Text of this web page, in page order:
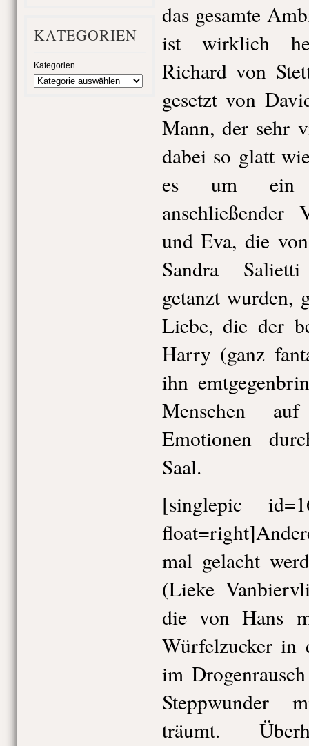
KATEGORIEN
Kategorien
das gesamte
ist wirklich
Richard von
gesetzt von
Mann, der sehr
dabei so glatt
es um ein
anschließender
und Eva, die
Sandra
getanzt wurden,
Liebe, die der
Harry (ganz
ihn
Menschen
Emotionen
Saal.
[singlepic
mal gelacht
(Lieke
die von Hans
Würfelzucker in
im
Steppwunder
träumt.